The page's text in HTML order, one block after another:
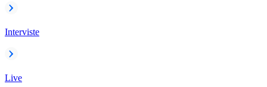
Interviste
Live